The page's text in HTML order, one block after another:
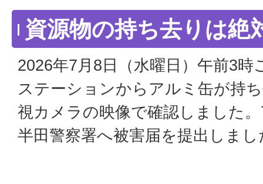
資源物の持ち去りは絶
2026年7月8日（水曜日）午前3時
ステーションからアルミ缶が持
視カメラの映像で確認しました
半田警察署へ被害届を提出しまし